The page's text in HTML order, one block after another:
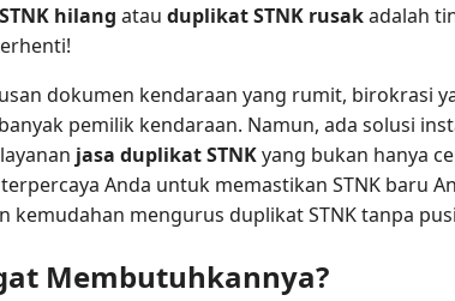
hilang atau duplikat STNK rusakadalah
dokumen kendaraan yang rumit, birokrasi
pemilik kendaraan. Namun, ada solusi
jasa duplikat STNKyang bukan hanya
Anda untuk memastikan STNK baru
kemudahan mengurus duplikat STNK tanpa
Membutuhkannya?